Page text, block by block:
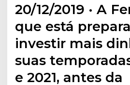
20/12/2019 · A
que está
investir mais
suas
e 2021, antes da